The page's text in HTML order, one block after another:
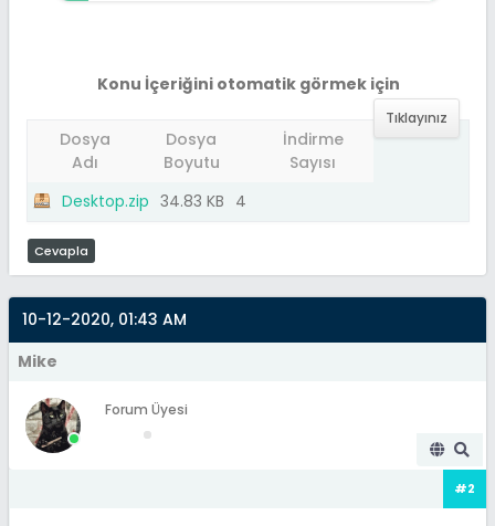
Konu İçeriğini otomatik görmek için
Tıklayınız
Dosya
Adı
Dosya
Boyutu
İndirme
Sayısı
Desktop.zip 34.83 KB 4
Cevapla
10-12-2020, 01:43 AM
Mike
Forum Üyesi
#2